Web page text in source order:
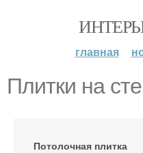
главная
Плитки на
Потолочная плитка